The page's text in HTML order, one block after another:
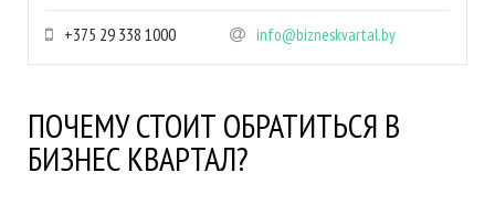
+375 29 338 1000 info@bizneskvartal.by
ПОЧЕМУ СТОИТ ОБРАТИТЬСЯ В
БИЗНЕС КВАРТАЛ?